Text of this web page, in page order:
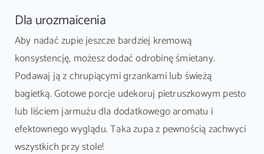
Dla urozmaicenia
Aby nadać zupie jeszcze bardziej kremową
konsystencję, możesz dodać odrobinę śmietany.
Podawaj ją z chrupiącymi grzankami lub świeżą
bagietką. Gotowe porcje udekoruj pietruszkowym pesto
lub liściem jarmużu dla dodatkowego aromatu i
efektownego wyglądu. Taka zupa z pewnością zachwyci
wszystkich przy stole!